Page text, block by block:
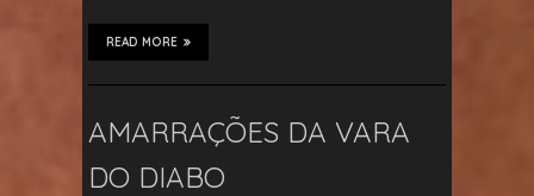
READ MORE
AMARRAÇÕES DA VARA
DO DIABO